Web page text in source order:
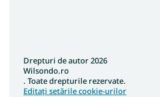
Drepturi de autor 2026
Wilsondo.ro
. Toate drepturile rezervate.
Editați setările cookie-urilor